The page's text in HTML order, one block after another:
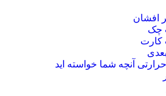
افشان
چک
کارت
آنچه شما خواسته اید